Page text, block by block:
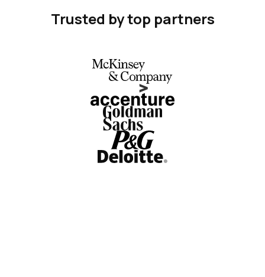
Trusted by top partners